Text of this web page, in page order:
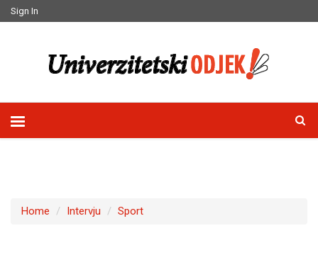
Sign In
Home Intervju Sport